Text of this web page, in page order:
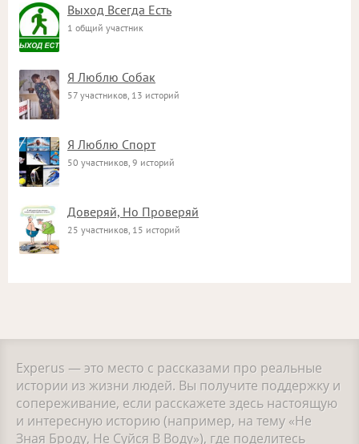
Выход Всегда Есть
1 общий участник
Я Люблю Собак
57 участников, 13 историй
Я Люблю Спорт
50 участников, 9 историй
Доверяй, Но Проверяй
25 участников, 15 историй
Experus — это место с рассказами про реальные
истории из жизни людей. Вы получите поддержку и
сопереживание, если расскажете здесь настоящую
и интересную историю (например, на тему «Не
Зная Броду, Не Суйся В Воду»), где поделитесь